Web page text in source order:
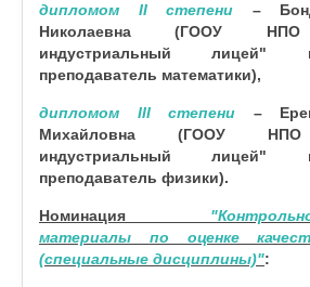
дипломом II степени –
Николаевна (ГООУ НПО
индустриальный лицей"
преподаватель математики),
дипломом III степени – Ер
Михайловна (ГООУ НПО
индустриальный лицей"
преподаватель физики).
Номинация "
материалы по оценке
(специальные дисциплины)":